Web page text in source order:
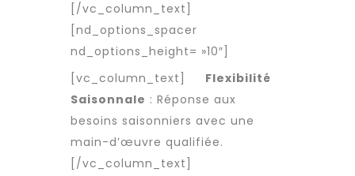
[/vc_column_text]
[nd_options_spacer
nd_options_height= »10″]
[vc_column_text]
Flexibilité
Saisonnale : Réponse aux
besoins saisonniers avec une
main-d’œuvre qualifiée.
[/vc_column_text]